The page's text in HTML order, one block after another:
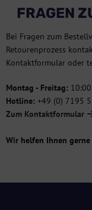
FRAGEN
Bei Fragen zum
Retourenprozess
Kontaktformular oder
Montag - Freitag:
Hotline: +49 (0) 7195
Zum Kontaktformular
Wir helfen Ihnen